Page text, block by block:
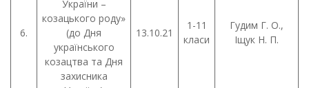
6.
України –
козацького роду»
(до Дня
українського
козацтва та Дня
захисника
13.10.21
1-11
класи
Гудим Г. О.,
Іщук Н. П.